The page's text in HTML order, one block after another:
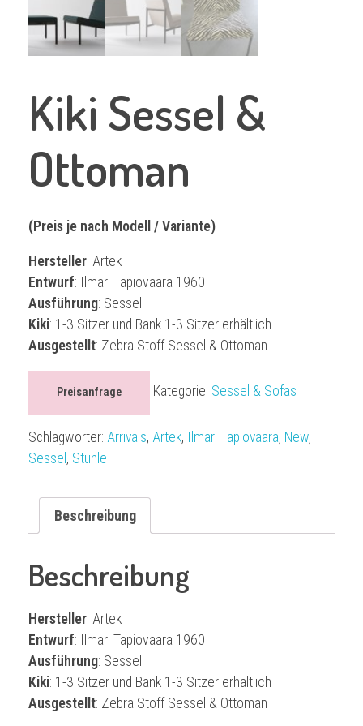
Kiki Sessel &
Ottoman
(Preis je nach Modell / Variante)
Hersteller: Artek
Entwurf: Ilmari Tapiovaara 1960
Ausführung: Sessel
Kiki: 1-3 Sitzer und Bank 1-3 Sitzer erhältlich
Ausgestellt: Zebra Stoff Sessel & Ottoman
Preisanfrage Kategorie: Sessel & Sofas
Schlagwörter: Arrivals, Artek, Ilmari Tapiovaara, New,
Sessel , Stühle
Beschreibung
Beschreibung
Hersteller: Artek
Entwurf: Ilmari Tapiovaara 1960
Ausführung: Sessel
Kiki: 1-3 Sitzer und Bank 1-3 Sitzer erhältlich
Ausgestellt: Zebra Stoff Sessel & Ottoman